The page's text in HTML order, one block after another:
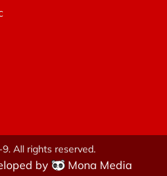
All rights reserved.
by Mona Media